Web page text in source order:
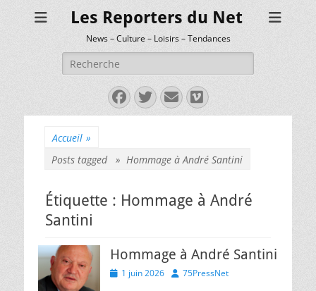
Les Reporters du Net
News – Culture – Loisirs – Tendances
Rechercher :
Facebook
Twitter
E-
mail
Vimeo
Accueil »
Posts tagged » Hommage à André Santini
Étiquette : Hommage à André
Santini
Hommage à André Santini
Posted1 juin 2026 Author
75PressNet